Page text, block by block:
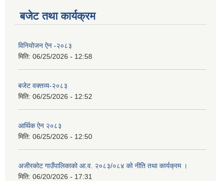
बजेट तथा कार्यक्रम
विनियोजन ऐन -२०८३
मिति: 06/25/2026 - 12:58
बजेट वक्तव्य-२०८३
मिति: 06/25/2026 - 12:52
आर्थिक ऐन २०८३
मिति: 06/25/2026 - 12:50
अजीरकोट गाउँपालिकाको आ.व. २०८३/०८४ को नीति तथा कार्यक्रम ।
मिति: 06/20/2026 - 17:31